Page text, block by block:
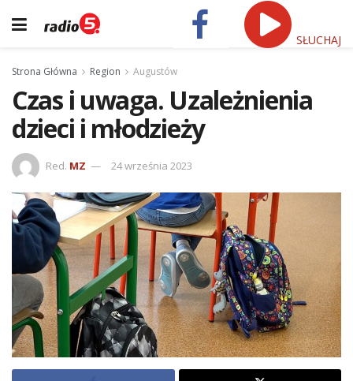
SŁUCHAJ
Strona Główna Region Augustów
Czas i uwaga. Uzależnienia
dzieci i młodzieży
Red. MZ 24 września 2023